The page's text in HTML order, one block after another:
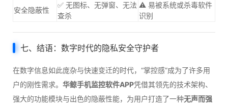
安全隐蔽性
✅ 无图标、无弹窗、无法
查杀
⚠️ 易被系统或杀毒软件
识别
七、结语：数字时代的隐私安全守护者
在数字信息如此庞杂与快速变迁的时代，“掌控感”成为了许多用
户的刚性需求。 华鲸手机监控软件APP凭借其领先的技术架构、
强大的功能模块与出色的隐蔽性能，为用户打造了一种无声而强